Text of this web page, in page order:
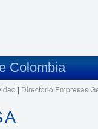
Colombia
| Directorio Empresas
A